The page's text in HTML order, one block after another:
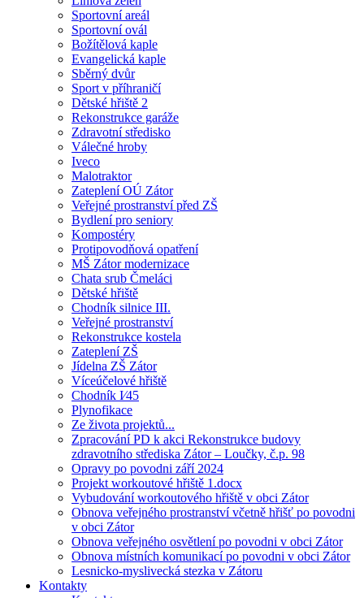
Sportovní areál
Sportovní ovál
Božítělová kaple
Evangelická kaple
Sběrný dvůr
Sport v příhraničí
Dětské hřiště 2
Rekonstrukce garáže
Zdravotní středisko
Válečné hroby
Iveco
Malotraktor
Zateplení OÚ Zátor
Veřejné prostranství před ZŠ
Bydlení pro seniory
Kompostéry
Protipovodňová opatření
MŠ Zátor modernizace
Chata srub Čmeláci
Dětské hřiště
Chodník silnice III.
Veřejné prostranství
Rekonstrukce kostela
Zateplení ZŠ
Jídelna ZŠ Zátor
Víceúčelové hřiště
Chodník I⁄45
Plynofikace
Ze života projektů...
Zpracování PD k akci Rekonstrukce budovy
zdravotního střediska Zátor – Loučky, č.p. 98
Opravy po povodni září 2024
Projekt workoutové hřiště 1.docx
Vybudování workoutového hřiště v obci Zátor
Obnova veřejného prostranství včetně hřišť po povodni
v obci Zátor
Obnova veřejného osvětlení po povodni v obci Zátor
Obnova místních komunikací po povodni v obci Zátor
Lesnicko-myslivecká stezka v Zátoru
Kontakty